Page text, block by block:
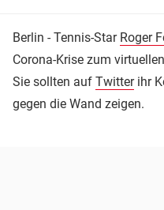
Berlin - Tennis-Star Roger
Corona-Krise zum
Sie sollten auf Twitterihr
gegen die Wand zeigen.